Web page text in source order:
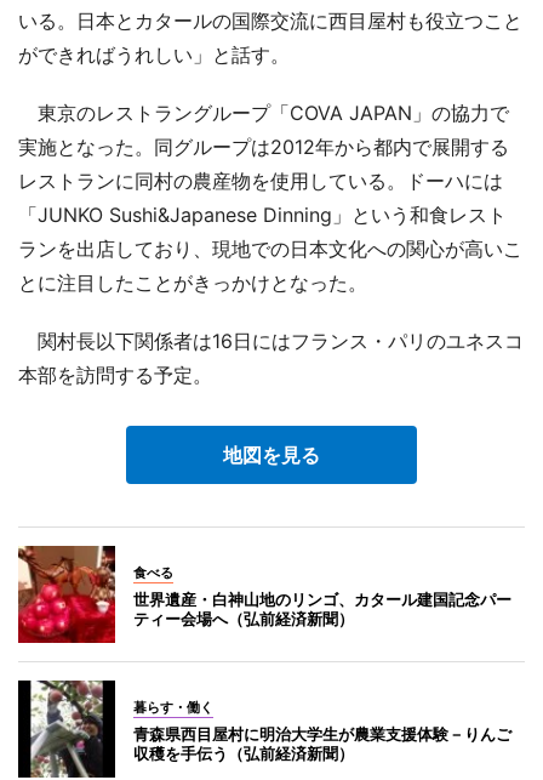
いる。日本とカタールの国際交流に西目屋村も役立つこと
ができればうれしい」と話す。
東京のレストラングループ「COVA JAPAN」の協力で
実施となった。同グループは2012年から都内で展開する
レストランに同村の農産物を使用している。ドーハには
「JUNKO Sushi&Japanese Dinning」という和食レスト
ランを出店しており、現地での日本文化への関心が高いこ
とに注目したことがきっかけとなった。
関村長以下関係者は16日にはフランス・パリのユネスコ
本部を訪問する予定。
地図を見る
食べる
世界遺産・白神山地のリンゴ、カタール建国記念パー
ティー会場へ（弘前経済新聞）
暮らす・働く
青森県西目屋村に明治大学生が農業支援体験－りんご
収穫を手伝う（弘前経済新聞）